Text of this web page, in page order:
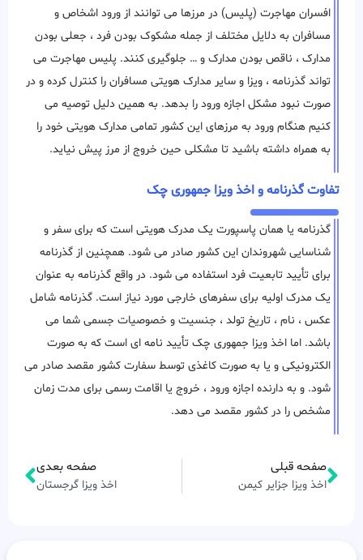
افسران مهاجرت (پلیس) در مرزها می ‌توانند از ورود اشخاص و
مسافران به دلایل مختلف از جمله مشکوک بودن فرد ، جعلی بودن
مدارک ، ناقص بودن مدارک و … جلوگیری ‌کنند. پلیس مهاجرت می
تواند گذرنامه ، ویزا و سایر مدارک هویتی مسافران را کنترل کرده و در
صورت نبود مشکل اجازه ورود را بدهد. به همین دلیل توصیه می
کنیم هنگام ورود به مرزهای این کشور تمامی مدارک هویتی خود را
به همراه داشته باشید تا مشکلی حین خروج از مرز پیش نیاید.
تفاوت گذرنامه و اخذ ویزا جمهوری چک
گذرنامه یا همان پاسپورت یک مدرک هویتی است که برای سفر و
شناسایی شهروندان این کشور صادر می شود. همچنین از گذرنامه
برای تأیید تابعیت فرد استفاده می شود. در واقع گذرنامه به عنوان
یک مدرک اولیه برای سفرهای خارجی مورد نیاز است. گذرنامه شامل
عکس ، نام ، تاریخ تولد ، جنسیت و خصوصیات جسمی شما می
باشد. اما اخذ ویزا جمهوری چک تأیید نامه ای است که به صورت
الکترونیکی و یا به صورت کاغذی توسط سفارت کشور مقصد صادر می
شود. و به دارنده اجازه ورود ، خروج یا اقامت رسمی برای مدت زمان
مشخص را در کشور مقصد می دهد.
صفحه قبلی
اخذ ویزا جزایر کیمن
صفحه بعدی
اخذ ویزا گرجستان